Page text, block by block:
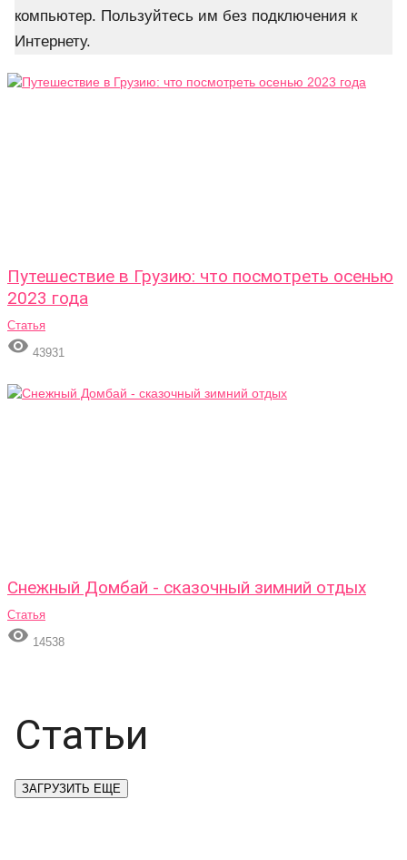
компьютер. Пользуйтесь им без подключения к
Интернету.
Путешествие в Грузию: что посмотреть осенью
2023 года
Статья
 43931
Снежный Домбай - сказочный зимний отдых
Статья
 14538
Статьи
ЗАГРУЗИТЬ ЕЩЕ